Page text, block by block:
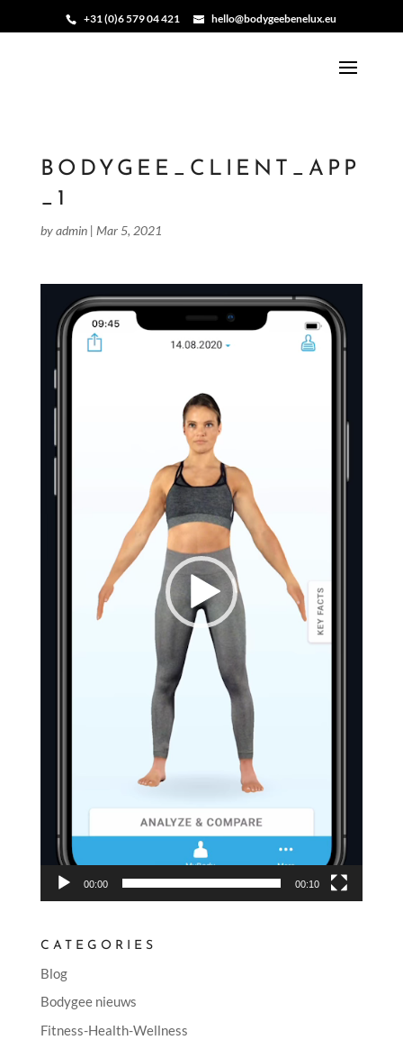
+31 (0)6 579 04 421 hello@bodygeebenelux.eu
BODYGEE_CLIENT_APP
_1
byadmin| Mar 5, 2021
Player
00:00 00:10
CATEGORIES
Blog
Bodygee nieuws
Fitness-Health-Wellness